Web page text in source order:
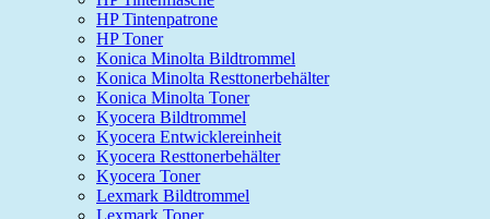
HP Tintenpatrone
HP Toner
Konica Minolta Bildtrommel
Konica Minolta Resttonerbehälter
Konica Minolta Toner
Kyocera Bildtrommel
Kyocera Entwicklereinheit
Kyocera Resttonerbehälter
Kyocera Toner
Lexmark Bildtrommel
Lexmark Toner